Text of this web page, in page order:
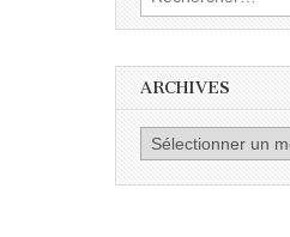
ARCHIVES
Archives